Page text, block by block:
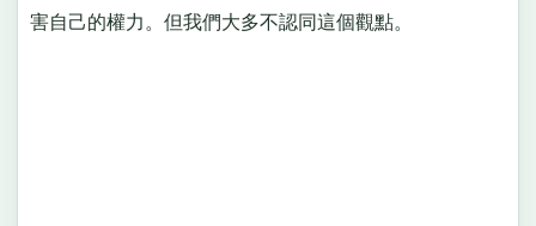
害自己的權力。但我們大多不認同這個觀點。